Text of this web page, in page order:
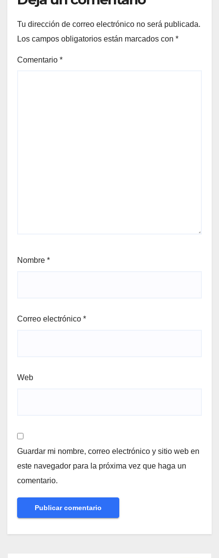
Tu dirección de correo electrónico no será publicada.
Los campos obligatorios están marcados con *
Comentario *
Nombre *
Correo electrónico *
Web
Guardar mi nombre, correo electrónico y sitio web en
este navegador para la próxima vez que haga un
comentario.